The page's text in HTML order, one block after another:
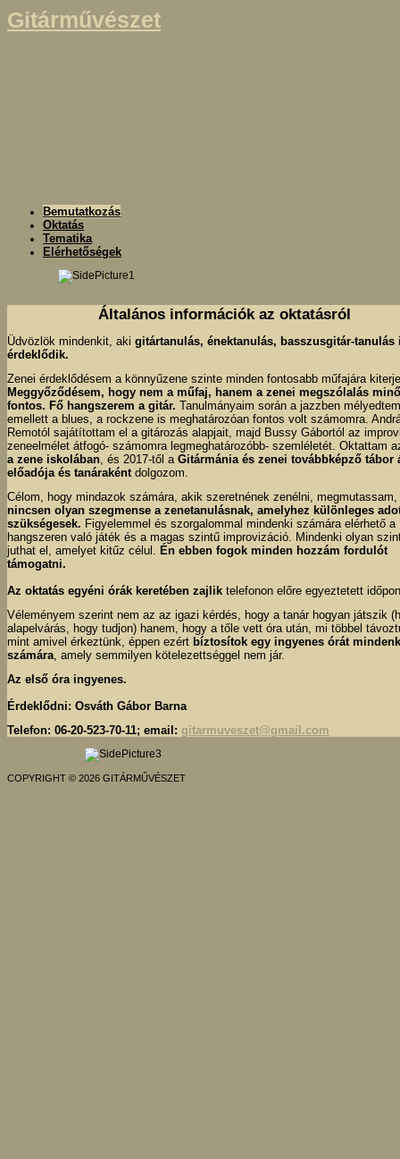
Gitárművészet
Bemutatkozás
Oktatás
Tematika
Elérhetőségek
Általános információk az oktatásról
Üdvözlök mindenkit, aki gitártanulás, énektanulás, basszusgitár-tanulás
érdeklődik.
Zenei érdeklődésem a könnyűzene szinte minden fontosabb műfajára
Meggyőződésem, hogy nem a műfaj, hanem a zenei megszólalás
fontos. Fő hangszerem a gitár. Tanulmányaim során a jazzben
emellett a blues, a rockzene is meghatározóan fontos volt számomra.
Remotól sajátítottam el a gitározás alapjait, majd Bussy Gábortól az
zeneelmélet átfogó- számomra legmeghatározóbb- szemléletét. Oktattam
a zene iskolában, és 2017-től a Gitármánia és zenei továbbképző tábor
előadója és tanárakéntdolgozom.
Célom, hogy mindazok számára, akik szeretnének zenélni, megmutassam,
nincsen olyan szegmense a zenetanulásnak, amelyhez különleges
szükségesek. Figyelemmel és szorgalommal mindenki számára elérhető a
hangszeren való játék és a magas szintű improvizáció. Mindenki olyan
juthat el, amelyet kitűz célul. Én ebben fogok minden hozzám fordulót
támogatni.
Az oktatás egyéni órák keretében zajlik telefonon előre egyeztetett
Véleményem szerint nem az az igazi kérdés, hogy a tanár hogyan játszik
alapelvárás, hogy tudjon) hanem, hogy a tőle vett óra után, mi többel
mint amivel érkeztünk, éppen ezért bíztosítok egy ingyenes órát
számára, amely semmilyen kötelezettséggel nem jár.
Az első óra ingyenes.
Érdeklődni: Osváth Gábor Barna
Telefon: 06-20-523-70-11; email: gitarmuveszet@gmail.com
COPYRIGHT © 2026 GITÁRMŰVÉSZET